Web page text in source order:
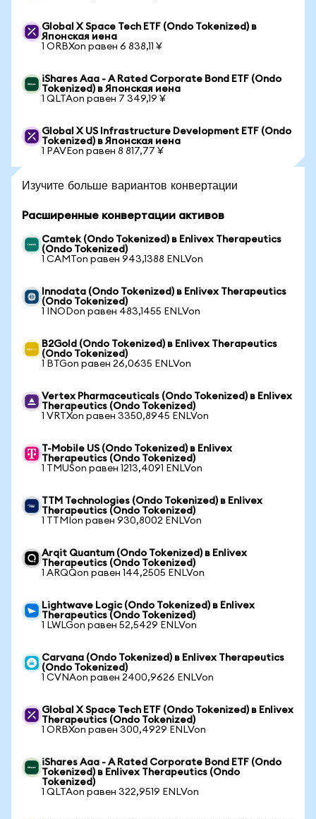
Global X Space Tech ETF (Ondo Tokenized) в
Японская иена
1 ORBXon равен 6 838,11 ¥
iShares Aaa - A Rated Corporate Bond ETF (Ondo
Tokenized) в Японская иена
1 QLTAon равен 7 349,19 ¥
Global X US Infrastructure Development ETF (Ondo
Tokenized) в Японская иена
1 PAVEon равен 8 817,77 ¥
Изучите больше вариантов конвертации
Расширенные конвертации активов
Camtek (Ondo Tokenized) в Enlivex Therapeutics
(Ondo Tokenized)
1 CAMTon равен 943,1388 ENLVon
Innodata (Ondo Tokenized) в Enlivex Therapeutics
(Ondo Tokenized)
1 INODon равен 483,1455 ENLVon
B2Gold (Ondo Tokenized) в Enlivex Therapeutics
(Ondo Tokenized)
1 BTGon равен 26,0635 ENLVon
Vertex Pharmaceuticals (Ondo Tokenized) в Enlivex
Therapeutics (Ondo Tokenized)
1 VRTXon равен 3350,8945 ENLVon
T-Mobile US (Ondo Tokenized) в Enlivex
Therapeutics (Ondo Tokenized)
1 TMUSon равен 1213,4091 ENLVon
TTM Technologies (Ondo Tokenized) в Enlivex
Therapeutics (Ondo Tokenized)
1 TTMIon равен 930,8002 ENLVon
Arqit Quantum (Ondo Tokenized) в Enlivex
Therapeutics (Ondo Tokenized)
1 ARQQon равен 144,2505 ENLVon
Lightwave Logic (Ondo Tokenized) в Enlivex
Therapeutics (Ondo Tokenized)
1 LWLGon равен 52,5429 ENLVon
Carvana (Ondo Tokenized) в Enlivex Therapeutics
(Ondo Tokenized)
1 CVNAon равен 2400,9626 ENLVon
Global X Space Tech ETF (Ondo Tokenized) в Enlivex
Therapeutics (Ondo Tokenized)
1 ORBXon равен 300,4929 ENLVon
iShares Aaa - A Rated Corporate Bond ETF (Ondo
Tokenized) в Enlivex Therapeutics (Ondo
Tokenized)
1 QLTAon равен 322,9519 ENLVon